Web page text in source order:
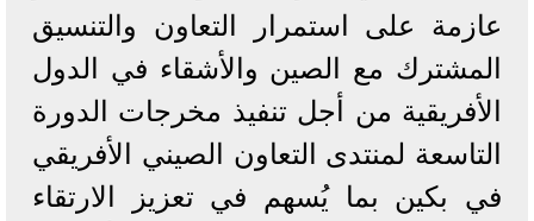
عازمة على استمرار التعاون والتنسيق
المشترك مع الصين والأشقاء في الدول
الأفريقية من أجل تنفيذ مخرجات الدورة
التاسعة لمنتدى التعاون الصيني الأفريقي
في بكين بما يُسهم في تعزيز الارتقاء